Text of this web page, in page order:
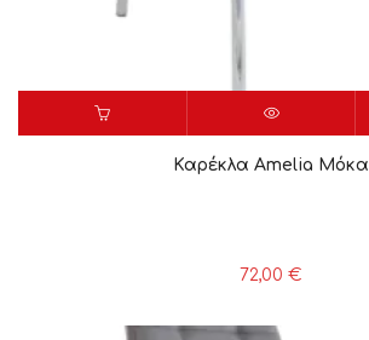
Καρέκλα Amelia Mόκα
72,00 €